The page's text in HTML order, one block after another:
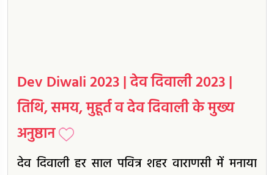
Dev Diwali 2023 | देव दिवाली 2023 |
तिथि, समय, मुहूर्त व देव दिवाली के मुख्य
अनुष्ठान
देव दिवाली हर साल पवित्र शहर वाराणसी में मनाया